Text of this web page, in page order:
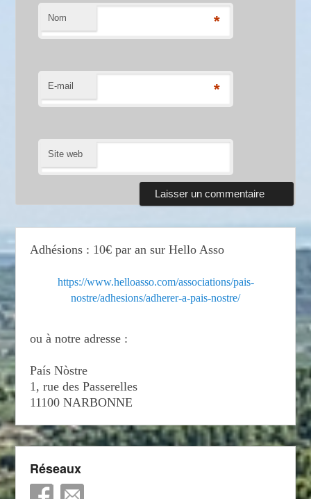
Nom *
E-mail *
Site web
Adhésions : 10€ par an sur Hello Asso
https://www.helloasso.com/associations/pais-
nostre/adhesions/adherer-a-pais-nostre/
ou à notre adresse :
País Nòstre
1, rue des Passerelles
11100 NARBONNE
Réseaux